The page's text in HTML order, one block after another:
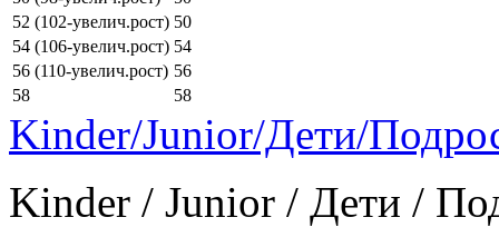
52 (102-увелич.рост) 50
54 (106-увелич.рост) 54
56 (110-увелич.рост) 56
58
58
Kinder/Junior/Дети/
Kinder / Junior / Дети /